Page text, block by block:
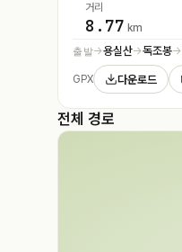
거리
8.77 km
출발→용실산→독조봉→
GPX 다운로드
전체 경로